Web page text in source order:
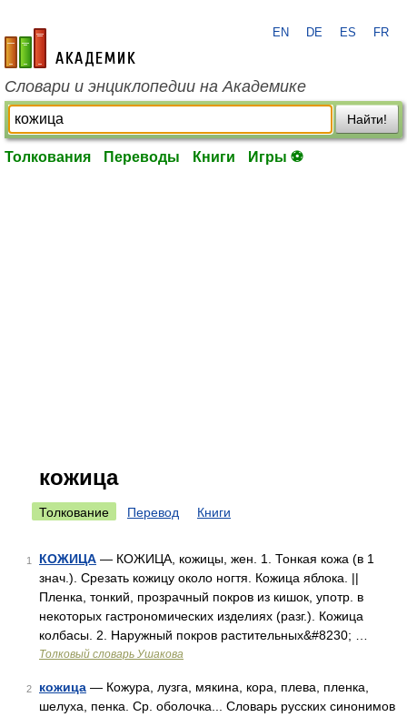
academic.ru
EN DE ES FR
Словари и энциклопедии на Академике
Найти!
Толкования Переводы Книги Игры ⚽
кожица
Толкование Перевод Книги
1 КОЖИЦА — КОЖИЦА, кожицы, жен. 1. Тонкая кожа (в 1
знач.). Срезать кожицу около ногтя. Кожица яблока. ||
Пленка, тонкий, прозрачный покров из кишок, употр. в
некоторых гастрономических изделиях (разг.). Кожица
колбасы. 2. Наружный покров растительных&#8230; …
Толковый словарь Ушакова
2 кожица — Кожура, лузга, мякина, кора, плева, пленка,
шелуха, пенка. Ср. оболочка... Словарь русских синонимов